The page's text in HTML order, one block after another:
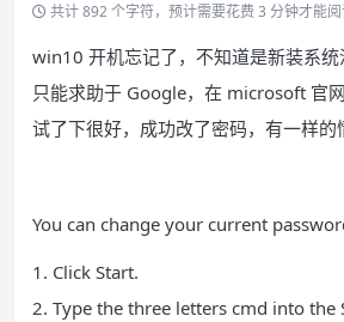
共计 892 个字符，预计需要花费 3 分钟才能阅
win10 开机忘记了，不知道是新装系统
只能求助于 Google，在 microsoft 官网
试了下很好，成功改了密码，有一样的
You can change your current
1. Click Start.
2. Type the three letters cmd into the